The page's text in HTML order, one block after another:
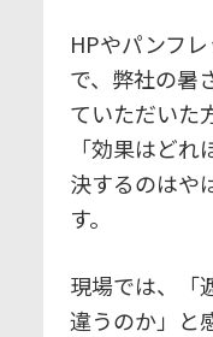
HPやパンフ
で、弊社の暑
ていただいた
「効果はど
決するのはや
す。
現場では、「
違うのか」と